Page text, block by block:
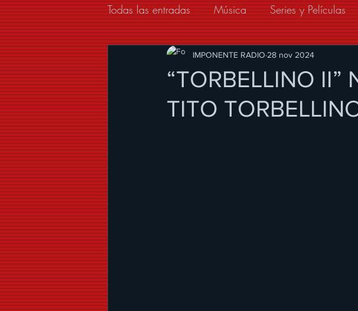
Todas las entradas Música Series y Películas
Modo de Vida
“TORBELLINO II”
TITO
IMPONENTE RADIO 28 nov 2024